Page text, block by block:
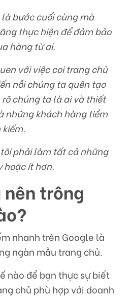
bước cuối cùng mà
thực hiện để đảm bảo
hàng từ ai.
với việc coi trang chủ
nỗi chúng ta quên tạo
chúng ta là ai và thiết
những khách hàng tiềm
phải làm tất cả những
hoặc ít hơn.
nên trông
nhanh trên Google là
ngàn mẫu trang chủ.
nào để bạn thực sự biết
chủ phù hợp với doanh